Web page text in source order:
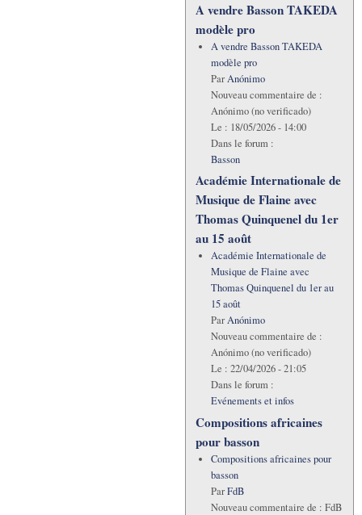
A vendre Basson TAKEDA
modèle pro
A vendre Basson TAKEDA
modèle pro
ParAnónimo
Nouveau commentaire de :
Anónimo (no verificado)
Le : 18/05/2026 - 14:00
Dans le forum :
Basson
Académie Internationale de
Musique de Flaine avec
Thomas Quinquenel du 1er
au 15 août
Académie Internationale de
Musique de Flaine avec
Thomas Quinquenel du 1er au
15 août
ParAnónimo
Nouveau commentaire de :
Anónimo (no verificado)
Le : 22/04/2026 - 21:05
Dans le forum :
Evénements et infos
Compositions africaines
pour basson
Compositions africaines pour
basson
ParFdB
Nouveau commentaire de : FdB